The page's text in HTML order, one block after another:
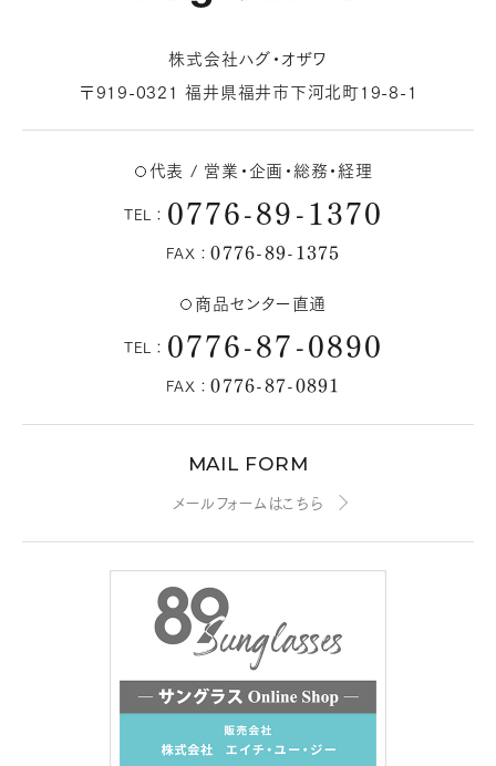
株式会社ハグ・オザワ
〒919-0321 福井県福井市下河北町19-8-1
代表 / 営業・企画・総務・経理
TEL： 0776-89-1370
FAX：0776-89-1375
商品センター直通
TEL： 0776-87-0890
FAX：0776-87-0891
MAIL FORM
メールフォームはこちら